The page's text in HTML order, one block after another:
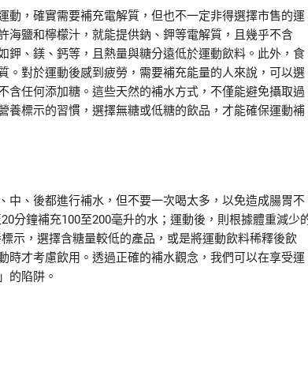
，確實需要補充電解質，但也不一定非得選擇市售的運
海鹽和檸檬汁，就能提供鈉、鉀等電解質，且幾乎不含
鉀、鎂、鈣等，且熱量與糖分遠低於運動飲料。此外，食
。對於運動後感到疲勞，需要補充能量的人來說，可以選
任何添加糖。這些天然的補水方式，不僅能避免攝取過
養標示的習慣，選擇無糖或低糖的飲品，才能確保運動補
中、後都進行補水，但不要一次喝太多，以免造成腸胃不
分鐘補充100至200毫升的水；運動後，則根據體重減少
示，選擇含糖量較低的產品，或是將運動飲料稀釋後飲
才考慮飲用。透過正確的補水觀念，我們可以在享受運
的陷阱。